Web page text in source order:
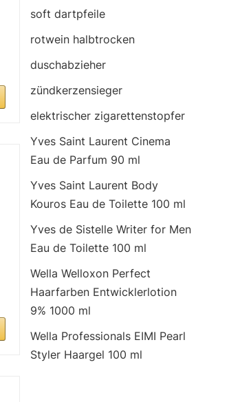
soft dartpfeile
rotwein halbtrocken
duschabzieher
zündkerzensieger
elektrischer zigarettenstopfer
Yves Saint Laurent Cinema
Eau de Parfum 90 ml
Yves Saint Laurent Body
Kouros Eau de Toilette 100 ml
Yves de Sistelle Writer for Men
Eau de Toilette 100 ml
Wella Welloxon Perfect
Haarfarben Entwicklerlotion
9% 1000 ml
Wella Professionals EIMI Pearl
Styler Haargel 100 ml